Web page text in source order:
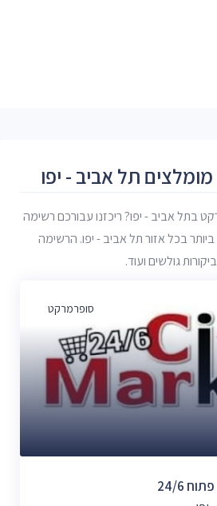
תל אביב - יפו
בתל אביב - יפו? ריכזנו עבורכם רשימה
בכל אזור תל אביב - יפו. הרשימה
גולשים ועוד.
סופרמרקט
24/6